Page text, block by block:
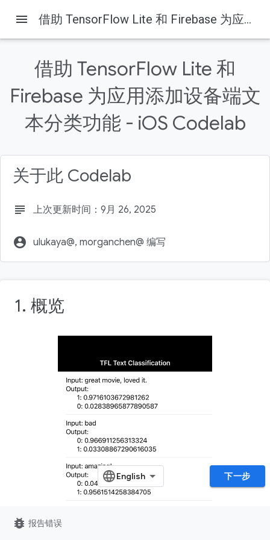
Firebase Firebase Codelabs
本页内容
2. 创建 Firebase 控制台项目
将 Firebase 添加到项目
下载代码
menu 借助 TensorFlow Lite 和 Firebase 为应用添加设备端文本分类功能 - iOS Codelab
借助 TensorFlow Lite 和
Firebase 为应用添加设备端文
本分类功能 - iOS Codelab
关于此 Codelab
subject 上次更新时间：9月 26, 2025
account_circle ulukaya@, morganchen@ 编写
1. 概览
下一步
bug_report 报告错误